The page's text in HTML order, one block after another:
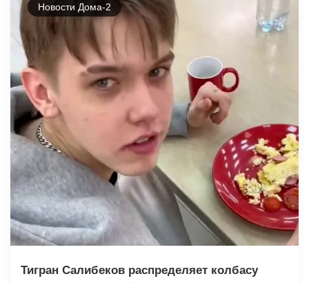
Новости Дома-2
Тигран Салибеков распределяет колбасу